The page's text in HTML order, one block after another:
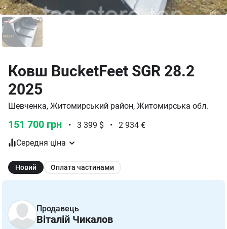
Ковш BucketFeet SGR 28.2
2025
Шевченка, Житомирський район, Житомирська обл.
151 700 грн • 3 399 $ •
2 934 €
Середня ціна
Новий Оплата частинами
Продавець
Віталій Чикалов